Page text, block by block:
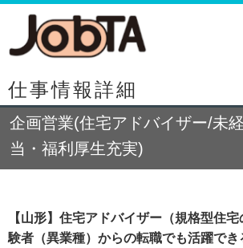
仕事情報詳細
企画営業(住宅アドバイザー/未
当・福利厚生充実)
【山形】住宅アドバイザー（規格型住
験者（異業種）からの転職でも活躍でき